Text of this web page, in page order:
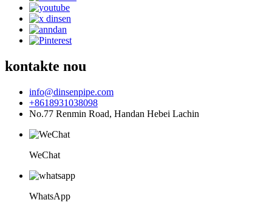
kontakte nou
info@dinsenpipe.com
+8618931038098
No.77 Renmin Road, Handan Hebei Lachin
WeChat
WhatsApp